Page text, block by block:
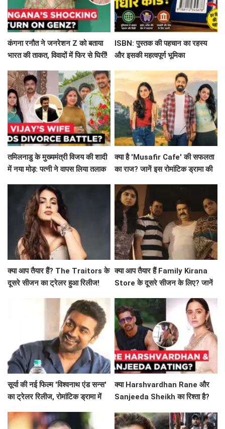
कंगना रनौत ने जनरेशन Z को बताया
भारत की ताकत, विवादों में फिर से घिरीं!
ISBN: पुस्तक की पहचान का रहस्य
और इसकी महत्वपूर्ण भूमिका
तमिलनाडु के मुख्यमंत्री विजय की शादी
में नया मोड़: पत्नी ने वापस लिया तलाक
क्या है 'Musafir Cafe' की सफलता
का राज? जानें इस रोमांटिक ड्रामा की
क्या आप तैयार हैं? The Traitors के
दूसरे सीजन का ट्रेलर हुआ रिलीज!
क्या आप तैयार हैं Family Kirana
Store के दूसरे सीजन के लिए? जानें
सूर्या की नई फिल्म 'विश्वनाथ एंड सन्स'
का ट्रेलर रिलीज, रोमांटिक ड्रामा में
क्या Harshvardhan Rane और
Sanjeeda Sheikh का रिश्ता है?